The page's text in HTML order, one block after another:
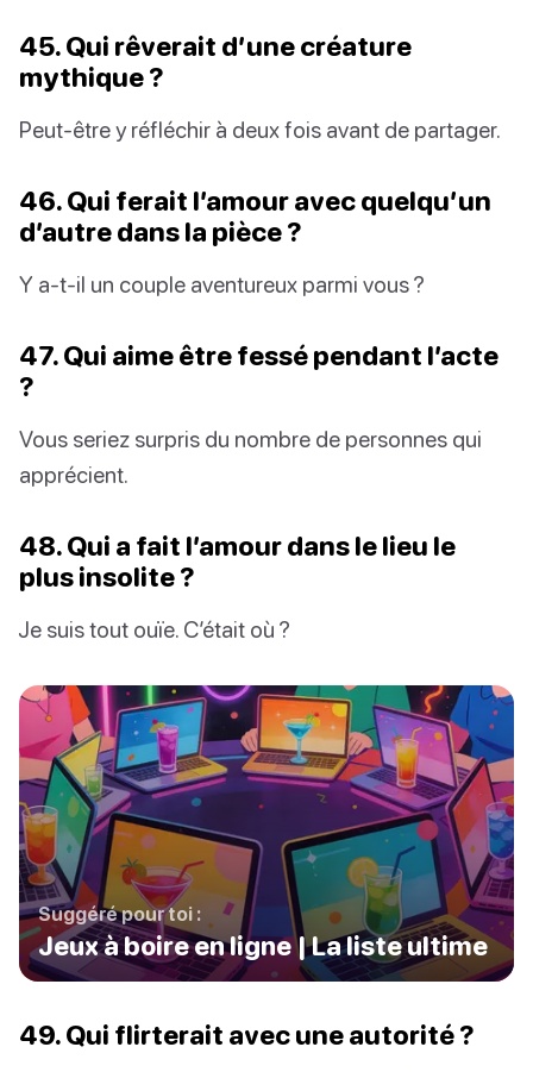
45. Qui rêverait d’une créature
mythique ?
Peut-être y réfléchir à deux fois avant de partager.
46. Qui ferait l’amour avec quelqu’un
d’autre dans la pièce ?
Y a-t-il un couple aventureux parmi vous ?
47. Qui aime être fessé pendant l’acte
?
Vous seriez surpris du nombre de personnes qui
apprécient.
48. Qui a fait l’amour dans le lieu le
plus insolite ?
Je suis tout ouïe. C’était où ?
Suggéré pour toi :
Jeux à boire en ligne | La liste ultime
49. Qui flirterait avec une autorité ?